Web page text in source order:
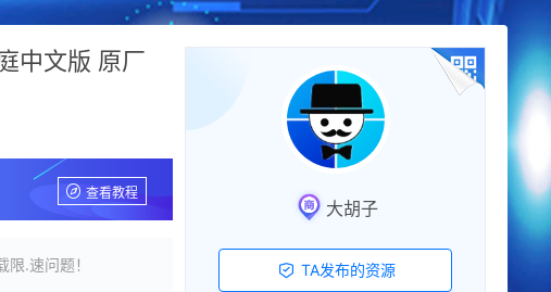
中文版 原厂
查看教程
.速问题！
大胡子
TA发布的资源